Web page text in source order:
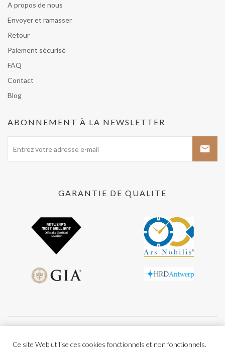
A propos de nous
Envoyer et ramasser
Retour
Paiement sécurisé
FAQ
Contact
Blog
ABONNEMENT À LA NEWSLETTER
GARANTIE DE QUALITE
Ce site Web utilise des cookies fonctionnels et non fonctionnels.